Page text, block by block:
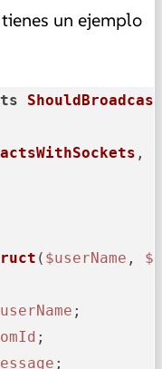
un ejemplo
ShouldBroadcast
,
( $userName ,
;
;
;